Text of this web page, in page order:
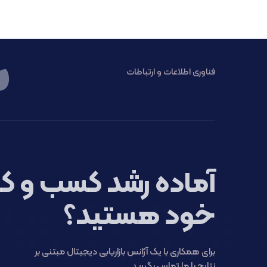
فناوری اطلاعات و ارتباطات
آماده رشد کسب و
خود هستید؟
برای همکاری با یک آژانس بازاریابی دیجیتال مبتنی بر